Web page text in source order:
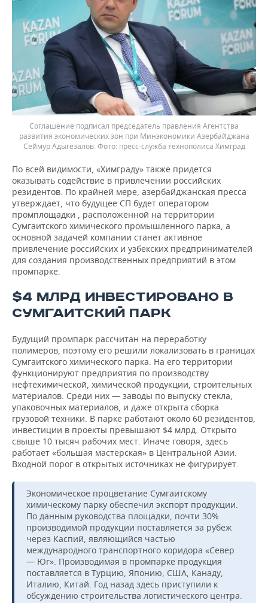
Соглашение подписал председатель правления Агентства
развития экономических зон при Минэкономики Азербайджана
Сеймур Адыгёзалов.
пресс-служба технополиса Химград
По всей видимости, «Химграду» также придется
оказывать содействие в привлечении российских
резидентов. По крайней мере, азербайджанская пресса
утверждает, что будущее СП будет оператором
промплощадки , расположенной на территории
Сумгаитского химического промышленного парка, а
основной задачей компании станет активное
привлечение российских и узбекских предпринимателей
для создания производственных предприятий в этом
промпарке.
$4 МЛРД ИНВЕСТИРОВАНО В
СУМГАИТСКИЙ ПАРК
Будущий промпарк рассчитан на переработку
полимеров, поэтому его решили локализовать в границах
Сумгаитского химического парка. На его территории
функционируют предприятия по производству
нефтехимической, химической продукции, строительных
материалов. Среди них — заводы по выпуску стекла,
упаковочных материалов, и даже открыта сборка
грузовой техники. В парке работают около 60 резидентов,
инвестиции в проекты превышают $4 млрд. Открыто
свыше 10 тысяч рабочих мест. Иначе говоря, здесь
работает «большая мастерская» в Центральной Азии.
Входной порог в открытых источниках не фигурирует.
Экономическое процветание Сумгаитскому
химическому парку обеспечил экспорт продукции.
По данным руководства площадки, почти 30%
производимой продукции поставляется за рубеж
через Каспий, являющийся частью
международного транспортного коридора «Север
— Юг». Производимая в промпарке продукция
поставляется в Турцию, Японию, США, Канаду,
Италию, Китай. Год назад здесь приступили к
обсуждению строительства логистического центра.